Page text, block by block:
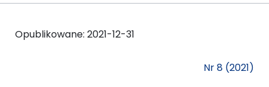
Opublikowane: 2021-12-31
Nr 8 (2021)